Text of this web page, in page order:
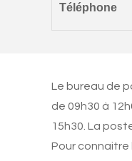
Téléphone
Le bureau de
de 09h30 à
15h30. La
Pour connaitre